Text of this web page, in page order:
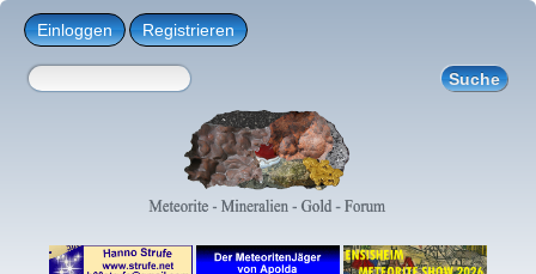
Einloggen Registrieren